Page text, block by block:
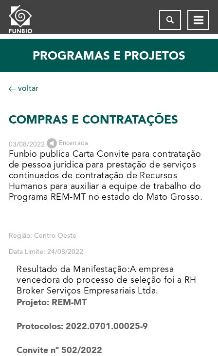
PROGRAMAS E PROJETOS
voltar
COMPRAS E CONTRATAÇÕES
03/08/2022 Encerrada
Funbio publica Carta Convite para contratação
de pessoa jurídica para prestação de serviços
continuados de contratação de Recursos
Humanos para auxiliar a equipe de trabalho do
Programa REM-MT no estado do Mato Grosso.
Região: Centro Oeste
Data Limite: 24/08/2022
Resultado da Manifestação:A empresa
vencedora do processo de seleção foi a RH
Broker Serviços Empresariais Ltda.
Projeto: REM-MT
Protocolos: 2022.0701.00025-9
Convite nº 502/2022